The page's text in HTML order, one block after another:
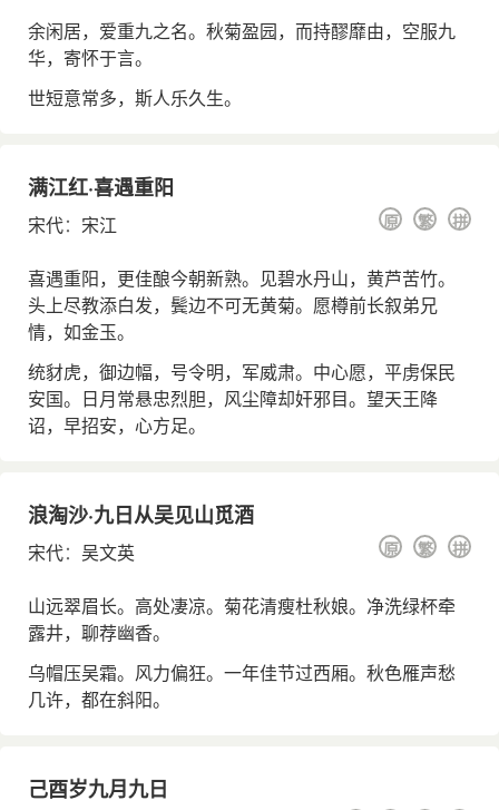
余闲居，爱重九之名。秋菊盈园，而持醪靡由，空服九
华，寄怀于言。
世短意常多，斯人乐久生。
满江红·喜遇重阳
宋代： 宋江 拼
繁
原
喜遇重阳，更佳酿今朝新熟。见碧水丹山，黄芦苦竹。
头上尽教添白发，鬓边不可无黄菊。愿樽前长叙弟兄
情，如金玉。
统豺虎，御边幅，号令明，军威肃。中心愿，平虏保民
安国。日月常悬忠烈胆，风尘障却奸邪目。望天王降
诏，早招安，心方足。
浪淘沙·九日从吴见山觅酒
宋代： 吴文英 拼
繁
原
山远翠眉长。高处凄凉。菊花清瘦杜秋娘。净洗绿杯牵
露井，聊荐幽香。
乌帽压吴霜。风力偏狂。一年佳节过西厢。秋色雁声愁
几许，都在斜阳。
己酉岁九月九日